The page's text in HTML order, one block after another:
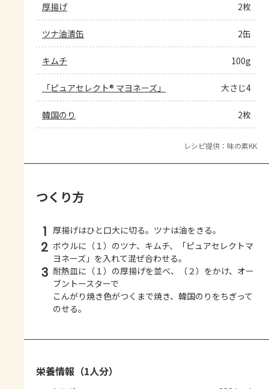
厚揚げ 2枚
ツナ油漬缶 2缶
キムチ 100g
「ピュアセレクト® マヨネーズ」 大さじ4
韓国のり 2枚
レシピ提供：味の素KK
つくり方
1 厚揚げはひと口大に切る。ツナは油をきる。
2 ボウルに（１）のツナ、キムチ、「ピュアセレクトマ
ヨネーズ」を入れて混ぜ合わせる。
3 耐熱皿に（１）の厚揚げを並べ、（２）をかけ、オー
ブントースターで
こんがり焼き色がつくまで焼き、韓国のりをちぎって
のせる。
栄養情報（1人分）